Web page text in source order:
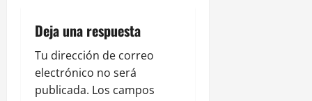
c
i
ó
Deja una respuesta
Tu dirección de correo
electrónico no será
publicada. Los campos